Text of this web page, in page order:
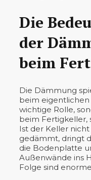
Die
der
beim
Die Dämmung
beim eigentlichen
wichtige Rolle,
beim Fertigkeller,
Ist der Keller
gedämmt, dringt
die Bodenplatte
Außenwände ins
Folge sind